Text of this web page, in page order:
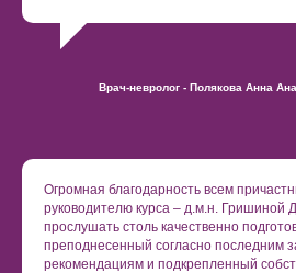
Врач-невролог - Полякова Анна
Огромная благодарность всем
руководителю курса – д.м.н. Гришиной
прослушать столь качественно
преподнесенный согласно последним
рекомендациям и подкрепленный